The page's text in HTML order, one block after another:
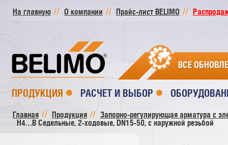
На главную О компании Прайс-лист BELIMO
ВСЕ
ПРОДУКЦИЯ РАСЧЕТ И ВЫБОР
Главная Продукция
Запорно-регулирующая арматура с
H4…B Седельные, 2-ходовые, DN15-50, с наружной резьбой